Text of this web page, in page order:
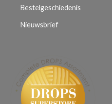
Bestelgeschiedenis
Nieuwsbrief